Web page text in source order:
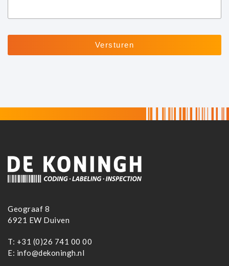
Geograaf 8
6921 EW Duiven
T: +31 (0)26 741 00 00
E: info@dekoningh.nl